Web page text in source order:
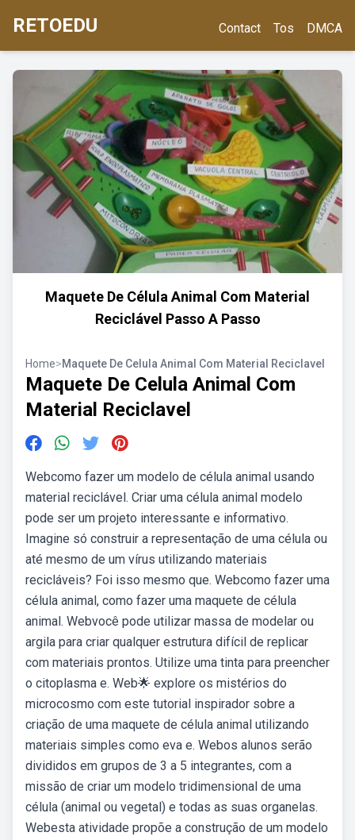
RETOEDU Contact Tos DMCA
Maquete De Célula Animal Com Material
Reciclável Passo A Passo
Home>Maquete De Celula Animal Com Material Reciclavel
Maquete De Celula Animal Com
Material Reciclavel
Webcomo fazer um modelo de célula animal usando
material reciclável. Criar uma célula animal modelo
pode ser um projeto interessante e informativo.
Imagine só construir a representação de uma célula ou
até mesmo de um vírus utilizando materiais
recicláveis? Foi isso mesmo que. Webcomo fazer uma
célula animal, como fazer uma maquete de célula
animal. Webvocê pode utilizar massa de modelar ou
argila para criar qualquer estrutura difícil de replicar
com materiais prontos. Utilize uma tinta para preencher
o citoplasma e. Web🌟 explore os mistérios do
microcosmo com este tutorial inspirador sobre a
criação de uma maquete de célula animal utilizando
materiais simples como eva e. Webos alunos serão
divididos em grupos de 3 a 5 integrantes, com a
missão de criar um modelo tridimensional de uma
célula (animal ou vegetal) e todas as suas organelas.
Webesta atividade propõe a construção de um modelo